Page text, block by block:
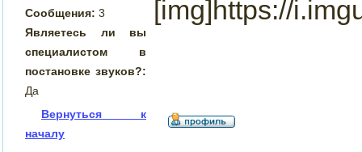
Сообщения: 3
Являетесь ли вы
специалистом в
постановке звуков?:
Да
[img]https://
Вернуться к
началу